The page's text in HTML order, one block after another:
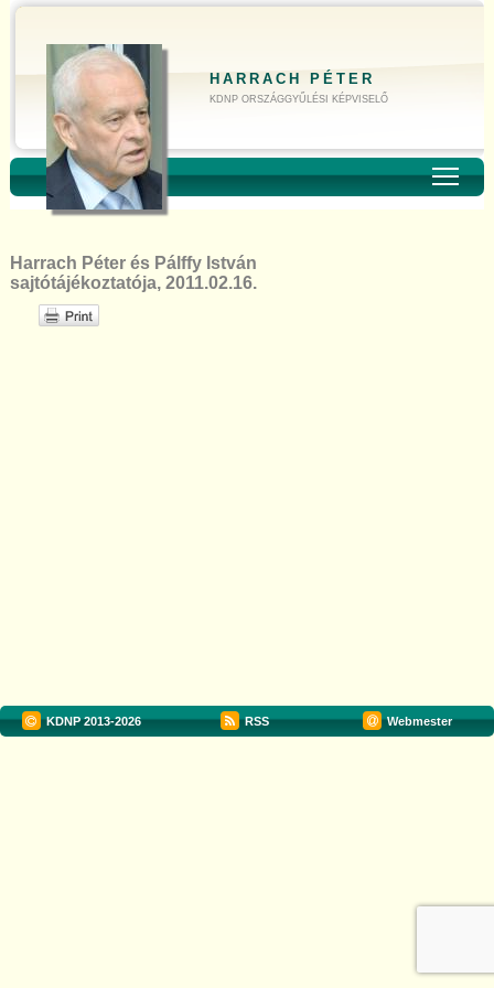
HARRACH PÉTER
KDNP ORSZÁGGYŰLÉSI KÉPVISELŐ
Harrach Péter és Pálffy István
sajtótájékoztatója, 2011.02.16.
KDNP2013-2026 RSS Webmester